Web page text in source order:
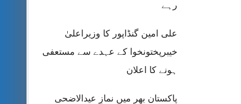
رہے
علی امین گنڈاپور کا وزیراعلیٰ
خیبرپختونخوا کے عہدے سے مستعفی
ہونے کا اعلان
پاکستان بھر میں نمازِ عیدالاضحی